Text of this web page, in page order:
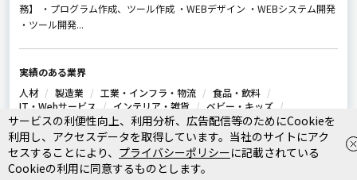
務】 ・プログラム作成、ツール作成 ・WEBデザイン ・WEBシステム開発
・ツール開発...
実績のある業界
人材
製造業 工業・インフラ・物流
食品・飲料
IT・Webサービス
インテリア・雑貨
ベビー・キッズ
生活用品・文房具
ファッション・アパレル
ペット
農園・農業
NPO・官公庁
イベント・キャンペーン
自動車・バイク
家電・電子機器
旅行・観光
スポーツ・アウトドア
税理士・会計士
飲食店・レストラン
美容室・エステ・ネイル
化粧品 病院・クリニック
サービスの利便性向上、利用分析、広告配信等のためにCookieを
利用し、アクセスデータを取得しています。当社のサイトにアク
セスすることにより、 プライバシーポリシーに記載されている
Cookieの利用に同意するものとします。